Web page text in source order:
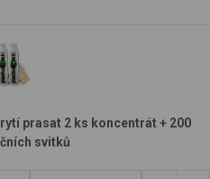
prasat 2 ks koncentrát + 200
svitků